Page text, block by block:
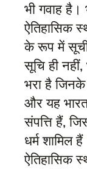
भी गवाह
ऐतिहासिक
के रूप में
सूचि ही
भरा है
और यह
संपत्ति हैं,
धर्म
ऐतिहासिक